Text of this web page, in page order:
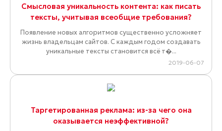
Смысловая уникальность контента: как писать
тексты, учитывая всеобщие требования?
Появление новых алгоритмов существенно усложняет
жизнь владельцам сайтов. С каждым годом создавать
уникальные тексты становится всё т�...
2019-06-07
Таргетированная реклама: из-за чего она
оказывается неэффективной?